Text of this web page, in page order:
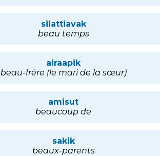
silattiavak
beau temps
airaapik
beau-frère (le mari de la sœur)
amisut
beaucoup de
sakik
beaux-parents